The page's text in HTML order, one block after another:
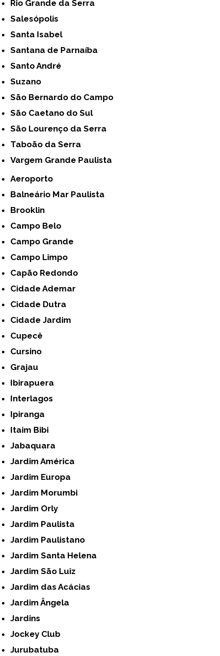
Rio Grande da Serra
Salesópolis
Santa Isabel
Santana de Parnaíba
Santo André
Suzano
São Bernardo do Campo
São Caetano do Sul
São Lourenço da Serra
Taboão da Serra
Vargem Grande Paulista
Aeroporto
Balneário Mar Paulista
Brooklin
Campo Belo
Campo Grande
Campo Limpo
Capão Redondo
Cidade Ademar
Cidade Dutra
Cidade Jardim
Cupecê
Cursino
Grajau
Ibirapuera
Interlagos
Ipiranga
Itaim Bibi
Jabaquara
Jardim América
Jardim Europa
Jardim Morumbi
Jardim Orly
Jardim Paulista
Jardim Paulistano
Jardim Santa Helena
Jardim São Luiz
Jardim das Acácias
Jardim Ângela
Jardins
Jockey Club
Jurubatuba